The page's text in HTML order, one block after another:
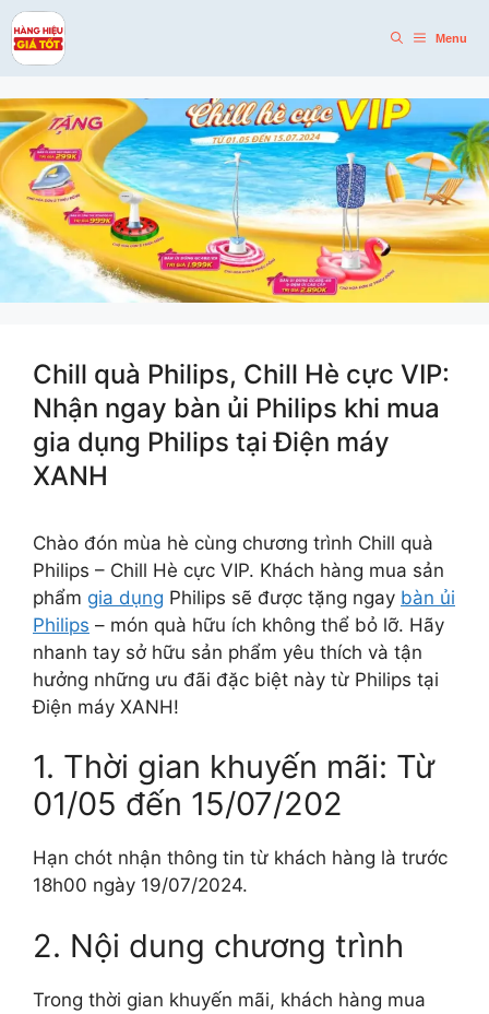
Skip
to
content
Menu
Chill quà Philips, Chill Hè cực VIP:
Nhận ngay bàn ủi Philips khi mua
gia dụng Philips tại Điện máy
XANH
Chào đón mùa hè cùng chương trình Chill quà
Philips – Chill Hè cực VIP. Khách hàng mua sản
phẩm gia dụng Philips sẽ được tặng ngay bàn ủi
Philips – món quà hữu ích không thể bỏ lỡ. Hãy
nhanh tay sở hữu sản phẩm yêu thích và tận
hưởng những ưu đãi đặc biệt này từ Philips tại
Điện máy XANH!
1. Thời gian khuyến mãi: Từ
01/05 đến 15/07/202
Hạn chót nhận thông tin từ khách hàng là trước
18h00 ngày 19/07/2024.
2. Nội dung chương trình
Trong thời gian khuyến mãi, khách hàng mua